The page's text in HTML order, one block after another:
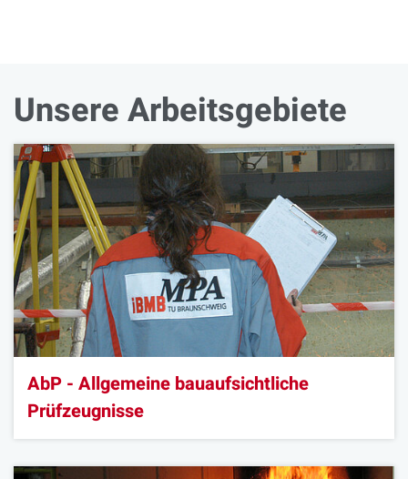
Unsere Arbeitsgebiete
AbP - Allgemeine bauaufsichtliche
Prüfzeugnisse